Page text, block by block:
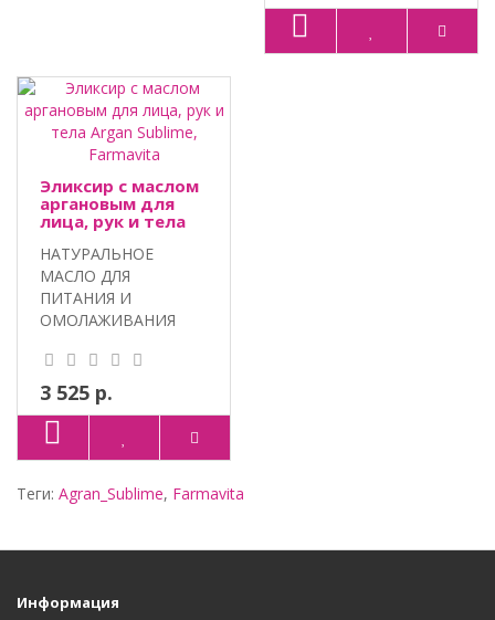
Эликсир с маслом
аргановым для
лица, рук и тела
Farmavita
НАТУРАЛЬНОЕ
МАСЛО ДЛЯ
ПИТАНИЯ И
ОМОЛАЖИВАНИЯ
ЛИНИЯ.
ПРОФЕССИОНА..
3 525 р.
Теги: Agran_Sublime, Farmavita
Информация